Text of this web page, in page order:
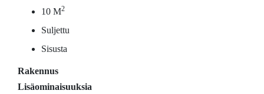
10 M2
Suljettu
Sisusta
Rakennus
Lisäominaisuuksia